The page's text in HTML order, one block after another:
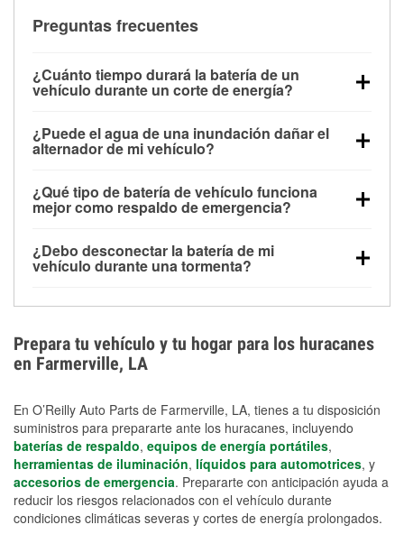
Preguntas frecuentes
¿Cuánto tiempo durará la batería de un
vehículo durante un corte de energía?
alimentar pequeños accesorios durante un tiempo
limitado, pero el uso repetido sin conducir el vehículo
contar con un equipo de carga de respaldo para
cortes prolongados.
¿Puede el agua de una inundación dañar el
alternador de mi vehículo?
parte baja del compartimento del motor y pueden
dañarse si se sumergen, lo que puede provocar una
días después de la exposición.
¿Qué tipo de batería de vehículo funciona
mejor como respaldo de emergencia?
para aplicaciones de ciclo profundo porque son
selladas, resistentes a las vibraciones y más
¿Debo desconectar la batería de mi
vehículo durante una tormenta?
los daños por inundación. Evitar el agua estancada y
preparar opciones de carga de respaldo son
medidas de protección más efectivas.
Prepara tu vehículo y tu hogar para los huracanes
en Farmerville, LA
En O’Reilly Auto Parts de Farmerville, LA, tienes a tu disposición
suministros para prepararte ante los huracanes, incluyendo
baterías de respaldo, equipos de energía portátiles,
herramientas de iluminación, líquidos para automotrices, y
accesorios de emergencia. Prepararte con anticipación ayuda a
reducir los riesgos relacionados con el vehículo durante
condiciones climáticas severas y cortes de energía prolongados.